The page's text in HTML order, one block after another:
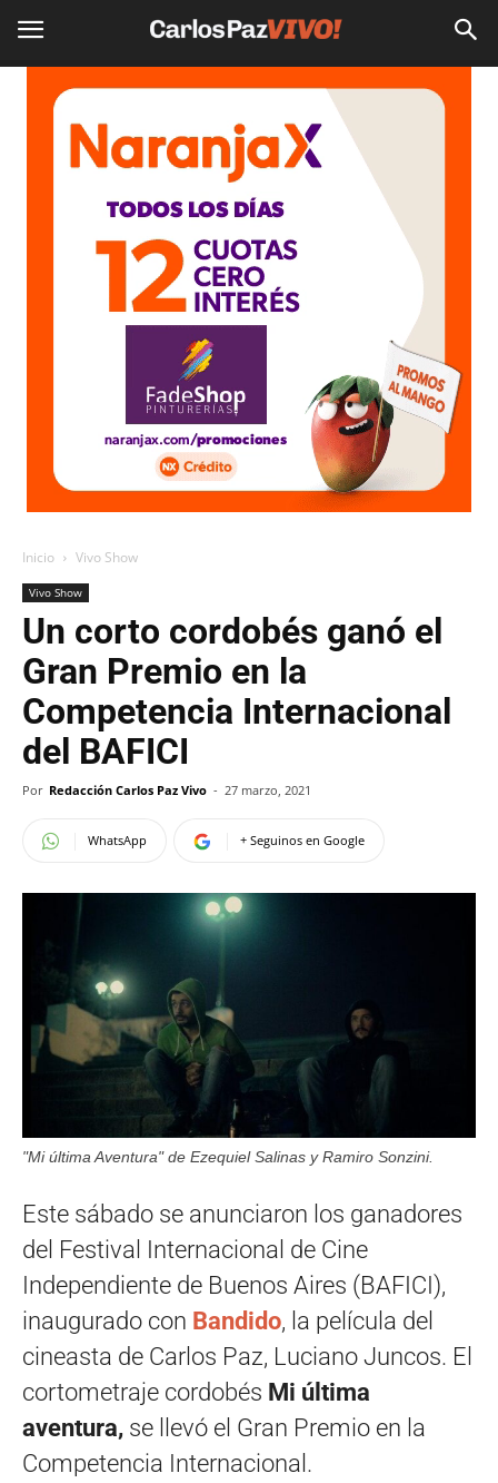
Inicio Vivo Show
Vivo Show
Un corto cordobés ganó el
Gran Premio en la
Competencia Internacional
del BAFICI
Por Redacción Carlos Paz Vivo - 27 marzo, 2021
WhatsApp + Seguinos en Google
"Mi última Aventura" de Ezequiel Salinas y Ramiro Sonzini.
Este sábado se anunciaron los ganadores
del Festival Internacional de Cine
Independiente de Buenos Aires (BAFICI),
inaugurado con Bandido, la película del
cineasta de Carlos Paz, Luciano Juncos. El
cortometraje cordobés Mi última
aventura, se llevó el Gran Premio en la
Competencia Internacional.